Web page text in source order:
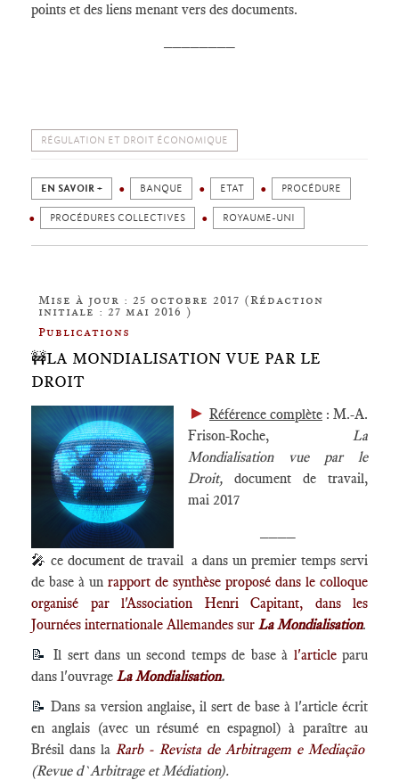
points et des liens menant vers des documents.
RÉGULATION ET DROIT ÉCONOMIQUE
EN SAVOIR + BANQUE ETAT PROCÉDURE
PROCÉDURES COLLECTIVES ROYAUME-UNI
Mise à jour : 25 octobre 2017 (Rédaction
initiale : 27 mai 2016 )
Publications
🚧LA MONDIALISATION VUE PAR LE
DROIT
► Référence complète : M.-A.
Frison-Roche, La
Mondialisation vue par le
Droit, document de travail,
mai 2017
🎤 ce document de travail a dans un premier temps servi
de base à un rapport de synthèse proposé dans le colloque
organisé par l'Association Henri Capitant, dans les
Journées internationale Allemandes sur La Mondialisation.
📝 Il sert dans un second temps de base à l'articleparu
dans l'ouvrage La Mondialisation.
📝 Dans sa version anglaise, il sert de base à l'article écrit
en anglais (avec un résumé en espagnol) à paraître au
Brésil dans laRarb - Revista de Arbitragem e Mediação
(Revue d`Arbitrage et Médiation).